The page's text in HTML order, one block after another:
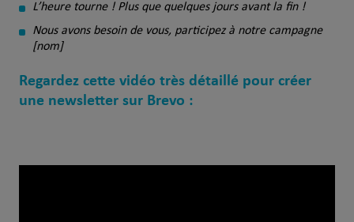
L’heure tourne ! Plus que quelques jours avant la fin !
Nous avons besoin de vous, participez à notre campagne
[nom]
Regardez cette vidéo très détaillé pour créer
une newsletter sur Brevo :